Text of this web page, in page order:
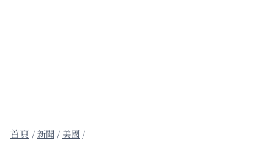
/新聞 / 美國 /